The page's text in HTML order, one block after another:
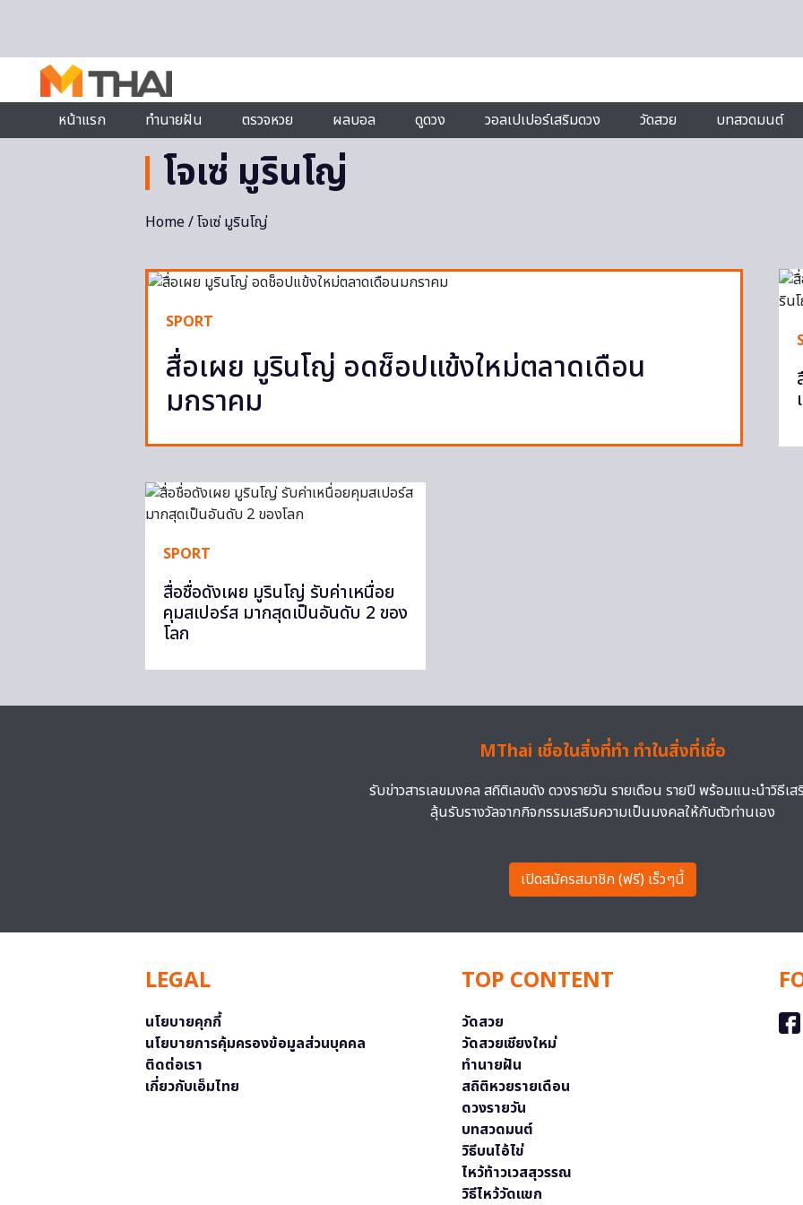
หน้าแรก
ทำนายฝัน ตรวจหวย ผลบอล ดูดวง วอลเปเปอร์เสริมดวง วัดสวย บทสวดมนต์
โจเซ่ มูรินโญ่
Home/ โจเซ่ มูรินโญ่
SPORT
สื่อเผย มูรินโญ่ อดช็อปแข้งใหม่ตลาดเดือน
มกราคม
SPORT
สื่อชื่อดังเผย มูรินโญ่ รับค่าเหนื่อย
คุมสเปอร์ส มากสุดเป็นอันดับ 2 ของ
โลก
MThai เชื่อในสิ่งที่ทำ ทำในสิ่งที่เชื่อ
รับข่าวสารเลขมงคล สถิติเลขดัง ดวงรายวัน รายเดือน รายปี พร้อมแนะนำวิธีเส
ลุ้นรับรางวัลจากกิจกรรมเสริมความเป็นมงคลให้กับตัวท่านเอง
เปิดสมัครสมาชิก (ฟรี) เร็วๆนี้
LEGAL
นโยบายคุกกี้
นโยบายการคุ้มครองข้อมูลส่วนบุคคล
ติดต่อเรา
เกี่ยวกับเอ็มไทย
TOP CONTENT
วัดสวย
วัดสวยเชียงใหม่
ทำนายฝัน
สถิติหวยรายเดือน
ดวงรายวัน
บทสวดมนต์
วิธีบนไอ้ไข่
ไหว้ท้าวเวสสุวรรณ
วิธีไหว้วัดแขก